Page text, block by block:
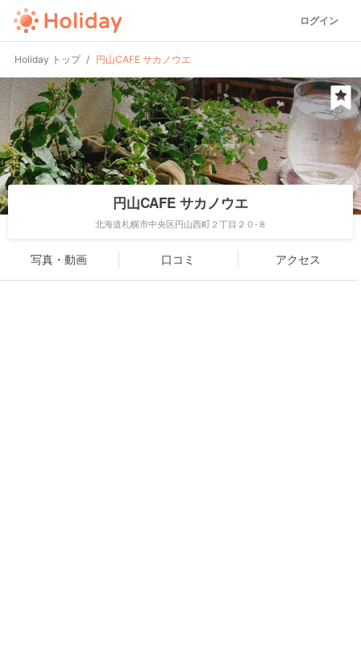
ログイン
Holiday トップ 円山CAFE サカノウエ
円山CAFE サカノウエ
北海道札幌市中央区円山西町２丁目２０-８
写真・動画 口コミ アクセス